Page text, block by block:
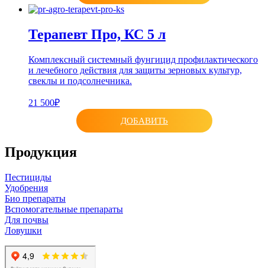
Терапевт Про, КС 5 л
Комплексный системный фунгицид профилактического
и лечебного действия для защиты зерновых культур,
свеклы и подсолнечника.
21 500₽
ДОБАВИТЬ
Продукция
Пестициды
Удобрения
Био препараты
Вспомогательные препараты
Для почвы
Ловушки